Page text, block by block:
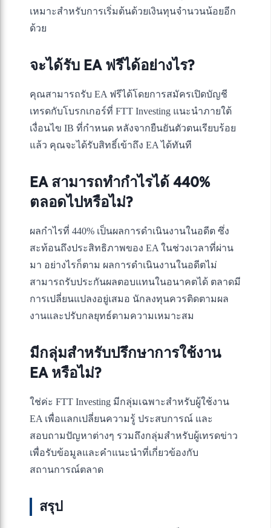
เหมาะสำหรับการเริ่มต้นด้วยเงินทุนจำนวนน้อยอีก
ด้วย
จะได้รับ EA ฟรีได้อย่างไร?
คุณสามารถรับ EA ฟรีได้โดยการสมัครเปิดบัญชี
เทรดกับโบรกเกอร์ที่ FTT Investing แนะนำภายใต้
เงื่อนไข IB ที่กำหนด หลังจากยืนยันตัวตนเรียบร้อย
แล้ว คุณจะได้รับสิทธิ์เข้าถึง EA ได้ทันที
EA สามารถทำกำไรได้ 440%
ตลอดไปหรือไม่?
ผลกำไรที่ 440% เป็นผลการดำเนินงานในอดีต ซึ่ง
สะท้อนถึงประสิทธิภาพของ EA ในช่วงเวลาที่ผ่าน
มา อย่างไรก็ตาม ผลการดำเนินงานในอดีตไม่
สามารถรับประกันผลตอบแทนในอนาคตได้ ตลาดมี
การเปลี่ยนแปลงอยู่เสมอ นักลงทุนควรติดตามผล
งานและปรับกลยุทธ์ตามความเหมาะสม
มีกลุ่มสำหรับปรึกษาการใช้งาน
EA หรือไม่?
ใช่ค่ะ FTT Investing มีกลุ่มเฉพาะสำหรับผู้ใช้งาน
EA เพื่อแลกเปลี่ยนความรู้ ประสบการณ์ และ
สอบถามปัญหาต่างๆ รวมถึงกลุ่มสำหรับผู้เทรดข่าว
เพื่อรับข้อมูลและคำแนะนำที่เกี่ยวข้องกับ
สถานการณ์ตลาด
สรุป